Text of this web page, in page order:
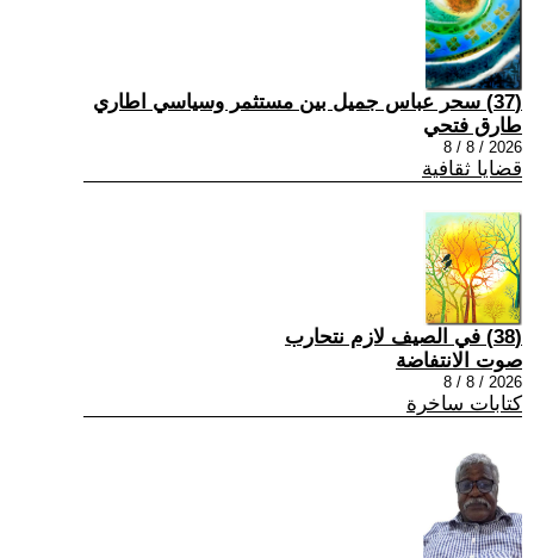
(37) سحر عباس جميل بين مستثمر وسياسي اطاري
طارق فتحي
2026 / 8 / 8
قضايا ثقافية
(38) في الصيف لازم نتحارب
صوت الانتفاضة
2026 / 8 / 8
كتابات ساخرة